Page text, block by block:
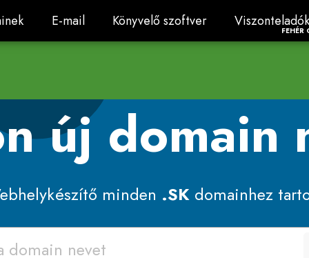
E-mail
E-mail Könyvelő szoftver
Könyvelő szoftver
FEHÉR
új domain
minden .SK domainhez